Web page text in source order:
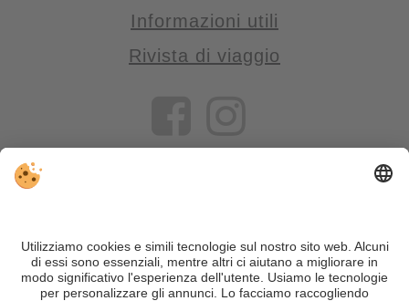
Informazioni utili
Rivista di viaggio
VIVOSüdtirol è il portale di viaggio per chi desidera vivere il
Trentino Alto Adige davvero – con consigli autentici, alloggi e
offerte su misura.